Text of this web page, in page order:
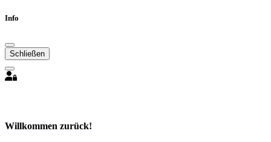
Info
Schließen
Willkommen zurück!